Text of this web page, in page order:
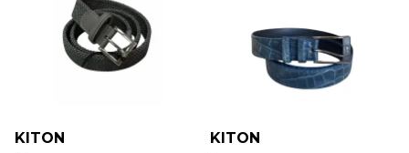
KITON KITON